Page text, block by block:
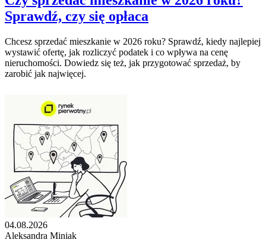
Sprawdź, czy się opłaca
Chcesz sprzedać mieszkanie w 2026 roku? Sprawdź, kiedy najlepiej
wystawić ofertę, jak rozliczyć podatek i co wpływa na cenę
nieruchomości. Dowiedz się też, jak przygotować sprzedaż, by
zarobić jak najwięcej.
04.08.2026
Aleksandra Miniak